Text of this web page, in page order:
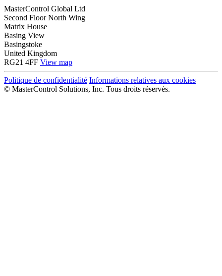
MasterControl Global Ltd
Second Floor North Wing
Matrix House
Basing View
Basingstoke
United Kingdom
RG21 4FF View map
Politique de confidentialité Informations relatives aux cookies
© MasterControl Solutions, Inc. Tous droits réservés.